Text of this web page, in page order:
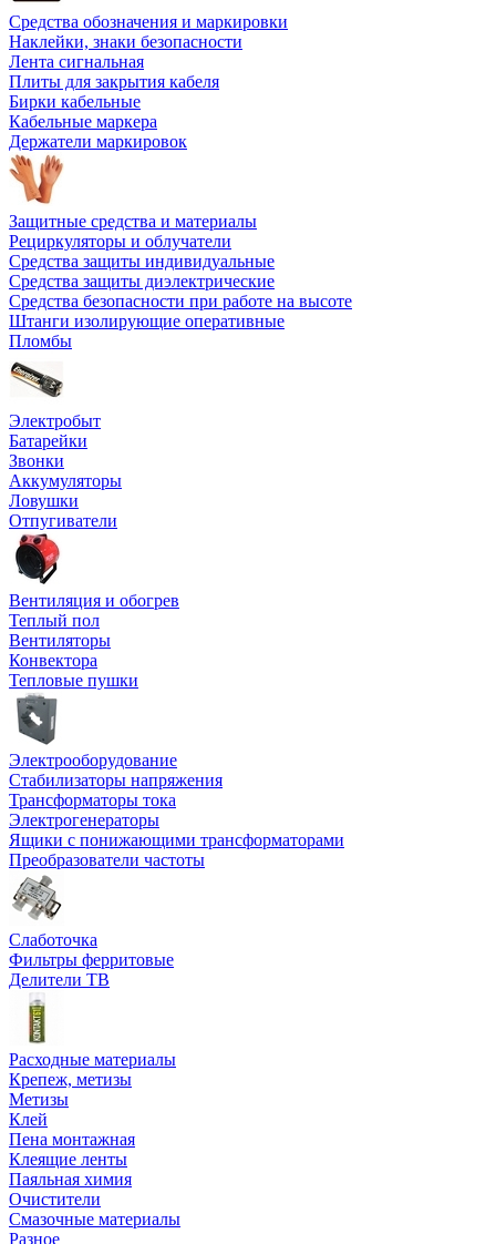
Средства обозначения и маркировки
Наклейки, знаки безопасности
Лента сигнальная
Плиты для закрытия кабеля
Бирки кабельные
Кабельные маркера
Держатели маркировок
Защитные средства и материалы
Рециркуляторы и облучатели
Средства защиты индивидуальные
Средства защиты диэлектрические
Средства безопасности при работе на высоте
Штанги изолирующие оперативные
Пломбы
Электробыт
Батарейки
Звонки
Аккумуляторы
Ловушки
Отпугиватели
Вентиляция и обогрев
Теплый пол
Вентиляторы
Конвектора
Тепловые пушки
Электрооборудование
Стабилизаторы напряжения
Трансформаторы тока
Электрогенераторы
Ящики с понижающими трансформаторами
Преобразователи частоты
Слаботочка
Фильтры ферритовые
Делители ТВ
Расходные материалы
Крепеж, метизы
Метизы
Клей
Пена монтажная
Клеящие ленты
Паяльная химия
Очистители
Смазочные материалы
Разное